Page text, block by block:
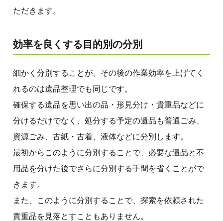
ただきます。
効率を良くする目的別の分別
細かく分別することが、その後の作業効率を上げてく
れるのは遺品整理でも同じです。
確保する遺品を思い出の品・形見分け・貴重品などに
分けるだけでなく、処分する予定の遺品も普通ごみ、
資源ごみ、古紙・古着、液体などに分別します。
最初からこのように分別することで、必要な遺品と不
用品を分けた後でさらに分別する手間を省くことがで
きます。
また、このように分別することで、探索を依頼された
貴重品を見落とすこともありません。